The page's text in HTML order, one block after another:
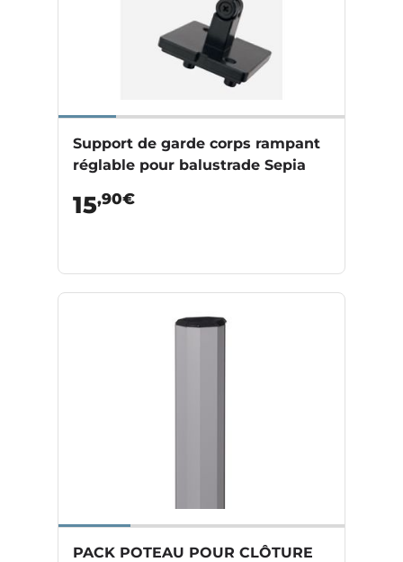
Support de garde corps rampant
réglable pour balustrade Sepia
15,90€
PACK POTEAU POUR CLÔTURE